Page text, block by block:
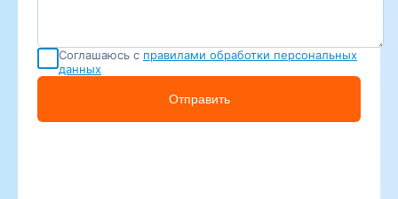
Соглашаюсь с правилами обработки персональных
данных
Отправить